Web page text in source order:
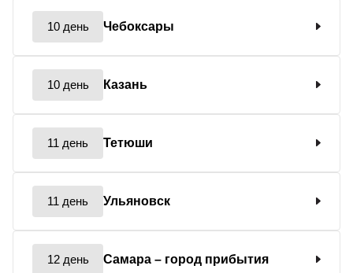
10 день Чебоксары
10 день Казань
11 день Тетюши
11 день Ульяновск
12 день Самара – город прибытия